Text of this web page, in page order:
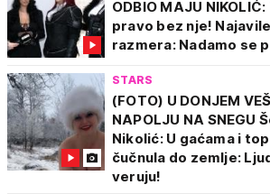
ODBIO MAJU
pravo bez nje!
razmera: Nadamo se
STARS
(FOTO) U DONJEM
NAPOLJU NA SNEGU
Nikolić: U gaćama i
čučnula do zemlje:
veruju!